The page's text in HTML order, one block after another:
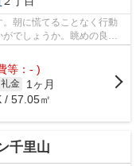
朝に慌てることなく行動
でしょうか。眺めの良い
等：- )
礼金
1ヶ月
/ 57.05㎡
千里山